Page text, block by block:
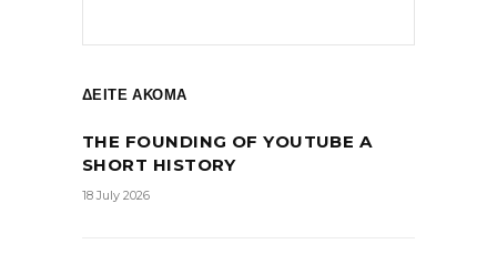
ΔΕΙΤΕ ΑΚΟΜΑ
THE FOUNDING OF YOUTUBE A
SHORT HISTORY
18 July 2026